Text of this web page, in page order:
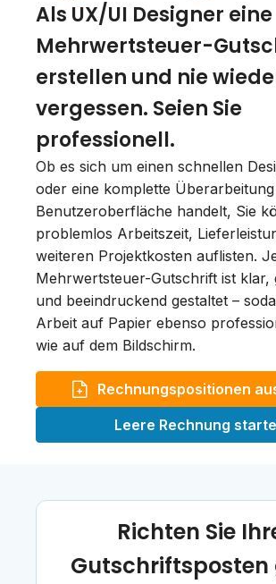
Als UX/UI Designer eine
Mehrwertsteuer-
erstellen und nie
vergessen. Seien Sie
professionell.
Ob es sich um einen schnellen
oder eine komplette
Benutzeroberfläche handelt, Sie
problemlos Arbeitszeit,
weiteren Projektkosten auflisten.
Mehrwertsteuer-Gutschrift ist klar,
und beeindruckend gestaltet –
Arbeit auf Papier ebenso
wie auf dem Bildschirm.
Rechnungspositionen
Leere Rechnung
Richten Sie
Gutschriftsposten